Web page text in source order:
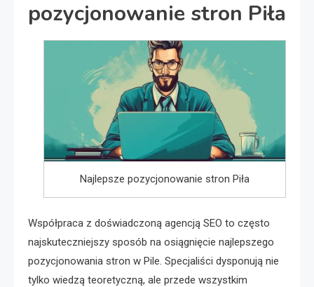
pozycjonowanie stron Piła
Najlepsze pozycjonowanie stron Piła
Współpraca z doświadczoną agencją SEO to często
najskuteczniejszy sposób na osiągnięcie najlepszego
pozycjonowania stron w Pile. Specjaliści dysponują nie
tylko wiedzą teoretyczną, ale przede wszystkim